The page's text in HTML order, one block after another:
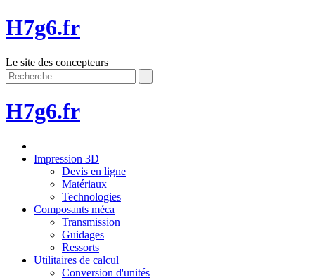
H7g6.fr
Le site des concepteurs
H7g6.fr
Impression 3D
Devis en ligne
Matériaux
Technologies
Composants méca
Transmission
Guidages
Ressorts
Utilitaires de calcul
Conversion d'unités